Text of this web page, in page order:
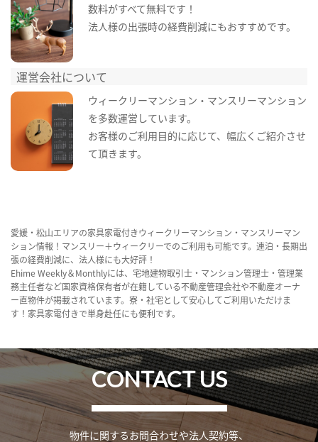
数料がすべて無料です！
法人様の出張時の経費削減にもおすすめです。
運営会社について
ウィークリーマンション・マンスリーマンション
を多数運営しています。
お客様のご利用目的に応じて、幅広くご紹介させ
て頂きます。
愛媛・松山エリアの家具家電付きウィークリーマンション・マンスリーマン
ション情報！マンスリー＋ウィークリーでのご利用も可能です。連泊・長期出
張の経費削減に、法人様にも大好評！
Ehime Weekly＆Monthlyには、宅地建物取引士・マンション管理士・管理業
務主任者など国家資格保有者が在籍している不動産管理会社や不動産オーナ
ー直物件が掲載されています。寮・社宅として安心してご利用いただけま
す！家具家電付きで単身赴任にも便利です。
CONTACT US
物件に関するお問合わせや法人契約等、